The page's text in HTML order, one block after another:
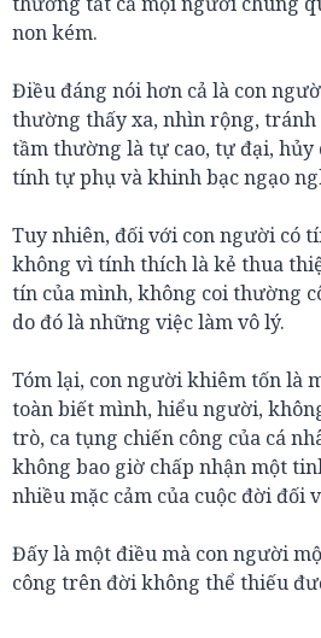
non kém.
Điều đáng nói hơn cả là con
thường thấy xa, nhìn rộng,
tầm thường là tự cao, tự đại,
tính tự phụ và khinh bạc ngạo
Tuy nhiên, đối với con người có
không vì tính thích là kẻ thua
tín của mình, không coi thường
do đó là những việc làm vô lý.
Tóm lại, con người khiêm tốn là
toàn biết mình, hiểu người,
trò, ca tụng chiến công của cá
không bao giờ chấp nhận một
nhiều mặc cảm của cuộc đời đối
Đấy là một điều mà con người
công trên đời không thể thiếu